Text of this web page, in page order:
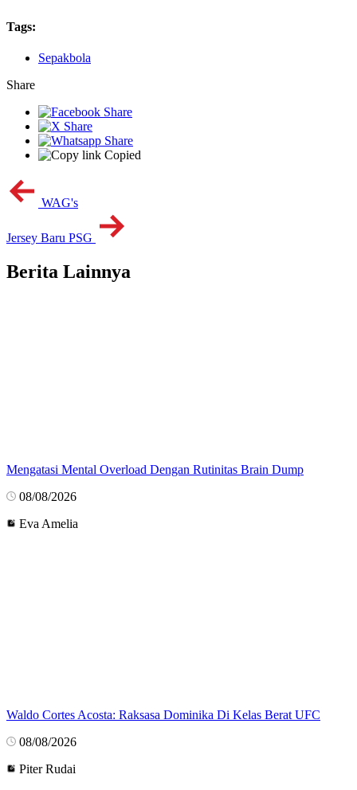
Tags:
Sepakbola
Share
Copied
WAG's
Jersey Baru PSG
Berita Lainnya
Mengatasi Mental Overload Dengan Rutinitas Brain Dump
08/08/2026
Eva Amelia
Waldo Cortes Acosta: Raksasa Dominika Di Kelas Berat UFC
08/08/2026
Piter Rudai